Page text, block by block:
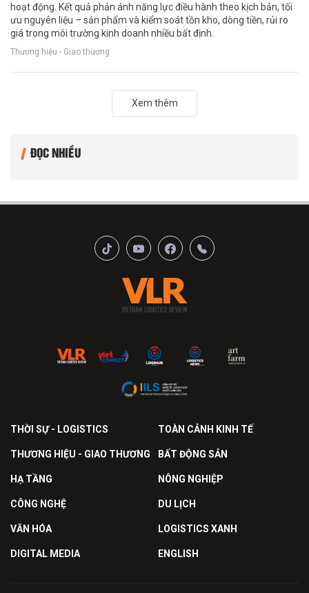
hoạt động. Kết quả phản ánh năng lực điều hành theo kịch bản, tối
ưu nguyên liệu – sản phẩm và kiểm soát tồn kho, dòng tiền, rủi ro
giá trong môi trường kinh doanh nhiều bất định.
Thương hiệu - Giao thương
Xem thêm
ĐỌC NHIỀU
THỜI SỰ - LOGISTICS TOÀN CẢNH KINH TẾ
THƯƠNG HIỆU - GIAO THƯƠNG BẤT ĐỘNG SẢN
HẠ TẦNG NÔNG NGHIỆP
CÔNG NGHỆ DU LỊCH
VĂN HÓA LOGISTICS XANH
DIGITAL MEDIA ENGLISH